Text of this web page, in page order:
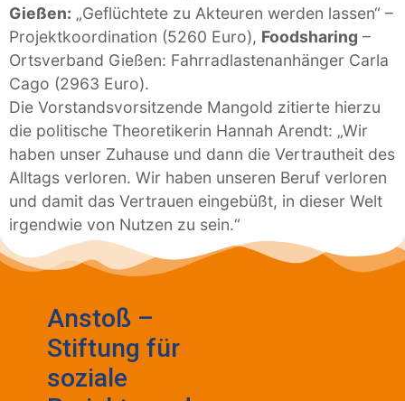
Gießen: „Geflüchtete zu Akteuren werden lassen“ –
Projektkoordination (5260 Euro), Foodsharing –
Ortsverband Gießen: Fahrradlastenanhänger Carla
Cago (2963 Euro).
Die Vorstandsvorsitzende Mangold zitierte hierzu
die politische Theoretikerin Hannah Arendt: „Wir
haben unser Zuhause und dann die Vertrautheit des
Alltags verloren. Wir haben unseren Beruf verloren
und damit das Vertrauen eingebüßt, in dieser Welt
irgendwie von Nutzen zu sein.“
Anstoß –
Stiftung für
soziale